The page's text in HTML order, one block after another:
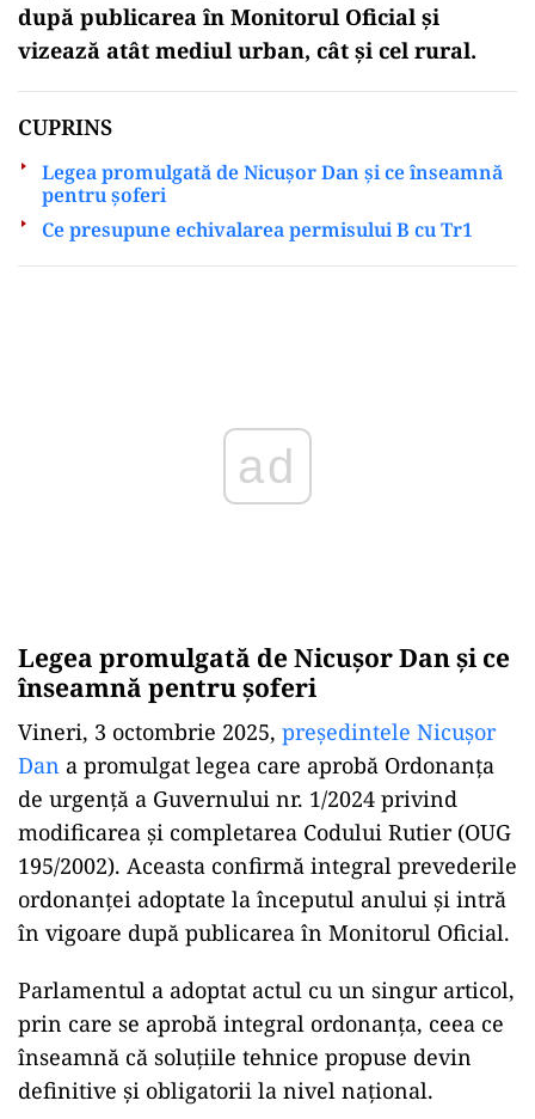
după publicarea în Monitorul Oficial și
vizează atât mediul urban, cât și cel rural.
CUPRINS
Legea promulgată de Nicușor Dan și ce înseamnă
pentru șoferi
Ce presupune echivalarea permisului B cu Tr1
Legea promulgată de Nicușor Dan și ce
înseamnă pentru șoferi
Vineri, 3 octombrie 2025, președintele Nicușor
Dan a promulgat legea care aprobă Ordonanța
de urgență a Guvernului nr. 1/2024 privind
modificarea și completarea Codului Rutier (OUG
195/2002). Aceasta confirmă integral prevederile
ordonanței adoptate la începutul anului și intră
în vigoare după publicarea în Monitorul Oficial.
Parlamentul a adoptat actul cu un singur articol,
prin care se aprobă integral ordonanța, ceea ce
înseamnă că soluțiile tehnice propuse devin
definitive și obligatorii la nivel național.